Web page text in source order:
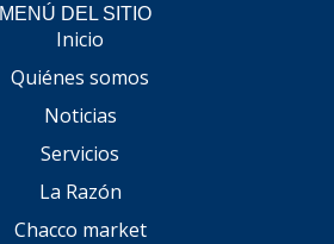
MENÚ DEL SITIO
Inicio
Quiénes somos
Noticias
Servicios
La Razón
Chacco market